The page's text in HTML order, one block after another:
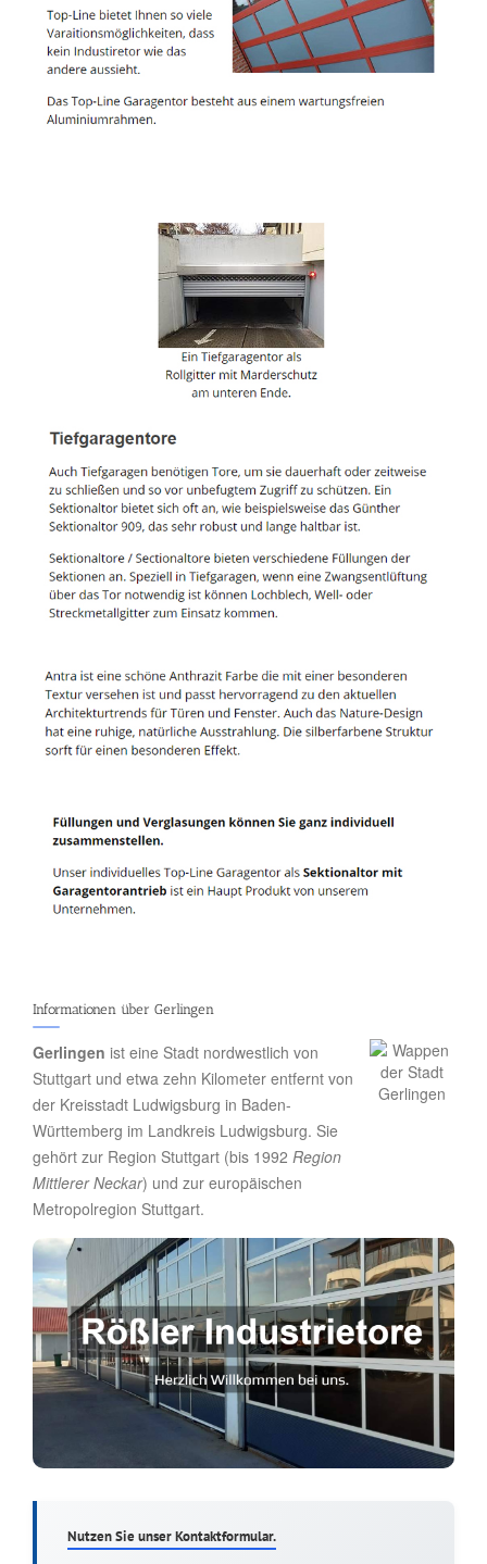
Informationen über Gerlingen
Gerlingen ist eine Stadt nordwestlich von
Stuttgart und etwa zehn Kilometer entfernt von
der Kreisstadt Ludwigsburg in Baden-
Württemberg im Landkreis Ludwigsburg. Sie
gehört zur Region Stuttgart (bis 1992 Region
Mittlerer Neckar) und zur europäischen
Metropolregion Stuttgart.
Nutzen Sie unser Kontaktformular.